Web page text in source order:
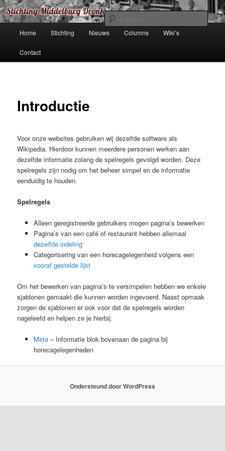
Spring
naar
primaire
de organisatie achter de *.dronk websites
Home Stichting Nieuws Columns Wiki’s
Contact
Introductie
Voor onze websites gebruiken wij dezelfde software als
Wikipedia. Hierdoor kunnen meerdere personen werken aan
dezelfde informatie zolang de spelregels gevolgd worden. Deze
spelregels zijn nodig om het beheer simpel en de informatie
eenduidig te houden.
Spelregels
Alleen geregistreerde gebruikers mogen pagina’s bewerken
Pagina’s van een café of restaurant hebben allemaal
dezelfde indeling
Categorisering van een horecagelegenheid volgens een
vooraf gestelde lijst
Om het bewerken van pagina’s te versimpelen hebben we enkele
sjablonen gemaakt die kunnen worden ingevoerd. Naast opmaak
zorgen de sjablonen er ook voor dat de spelregels worden
nageleefd en helpen ze je hierbij.
Meta – Informatie blok bovenaan de pagina bij
horecagelegenheden
Ondersteund door WordPress